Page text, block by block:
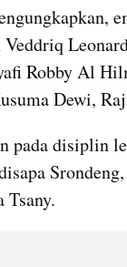
Veddriq
Robby Al
Dewi,
pada disiplin